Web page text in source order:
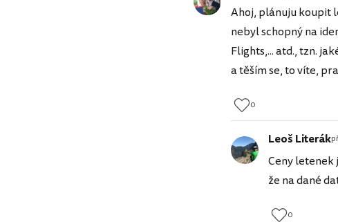
Ahoj, plánuju koupit
nebyl schopný na
Flights,... atd., tzn.
a těším se, to víte,
0
Leoš Literák
Ceny letenek
že na dané
0